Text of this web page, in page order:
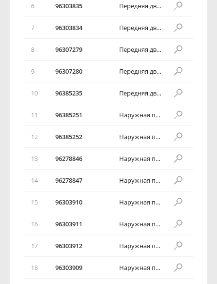
6 96303835 Передняя дверь в сборе
7 96303834 Передняя дверь в сборе
8 96307279 Передняя дверь в сборе
9 96307280 Передняя дверь в сборе
10 96385235 Передняя дверь в сборе
11 96385251 Наружная панель передней двери в сборе
12 96385252 Наружная панель передней двери в сборе
13 96278846 Наружная панель передней двери в сборе
14 96278847 Наружная панель передней двери в сборе
15 96303910 Наружная панель передней двери в сборе
16 96303911 Наружная панель передней двери в сборе
17 96303912 Наружная панель передней двери в сборе
18 96303909 Наружная панель передней двери в сборе